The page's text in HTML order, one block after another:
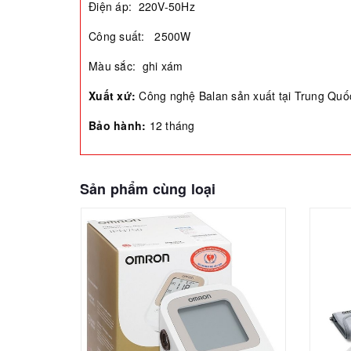
Điện áp: 220V-50Hz
Công suất: 2500W
Màu sắc: ghi xám
Xuất xứ: Công nghệ Balan sản xuất tại Trung
Bảo hành: 12 tháng
Sản phẩm cùng loại